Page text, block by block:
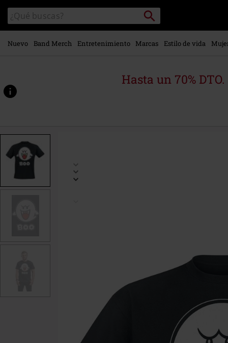
contenido
principal
Buscar
en
el
catálogo
Buscar
Nuevo Band Merch Entretenimiento Marcas Estilo de vida
Hasta un 70%
www.emp-
p/boo/499026.html